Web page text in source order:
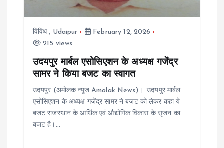
विविध, Udaipur
February 12, 2026
215 views
उदयपुर मार्बल एसोसिएशन के अध्यक्ष गजेंद्र
सामर ने किया बजट का स्वागत
उदयपुर (अमोलक न्यूज Amolak News)। उदयपुर मार्बल
एसोसिएशन के अध्यक्ष गजेंद्र सामर ने बजट को लेकर कहा ये
बजट राजस्थान के आर्थिक एवं औद्योगिक विकास के सृजन का
बजट है।…